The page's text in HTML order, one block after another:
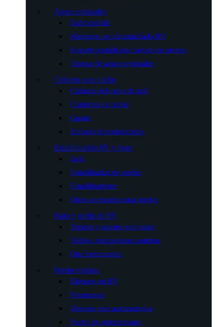
Aguas residuales
Baño portátil
Manguera de alcantarillado RV
Soporte portátil para lavado de manos
Tanque de aguas residuales
Cubierta para coche
Cubierta del carro de golf
Cubiertas de coche
Garaje
Refugio de motocicletas
Estabilización RV y Auto
Jack
Estabilizador de ruedas
Estabilizadores
Otros accesorios para ruedas
Patio y jardín de RV
Tapetes y tapetes para patio
Toldos, marquesinas sombras
Otra herramienta
Puerta ventana
Bloqueo de RV
Pasamanos
Ventana para autocaravana
Puerta de autocaravana